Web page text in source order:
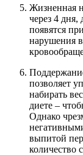
Жизненная
через 4
появятся
нарушения в
позволяет
набирать
диете –
Однако
выпитой
количество